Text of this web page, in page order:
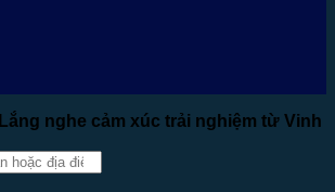
Lắng nghe cảm xúc trải nghiệm từ Vinh